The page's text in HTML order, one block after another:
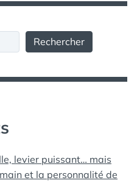
Rechercher
levier puissant… mais
et la personnalité de